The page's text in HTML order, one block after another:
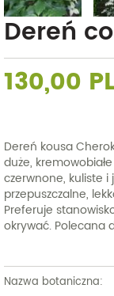
Dereń
130,00
Dereń kousa
duże,
czerwnone, kuliste i
przepuszczalne,
Preferuje
okrywać. Polecana
Nazwa botaniczna: